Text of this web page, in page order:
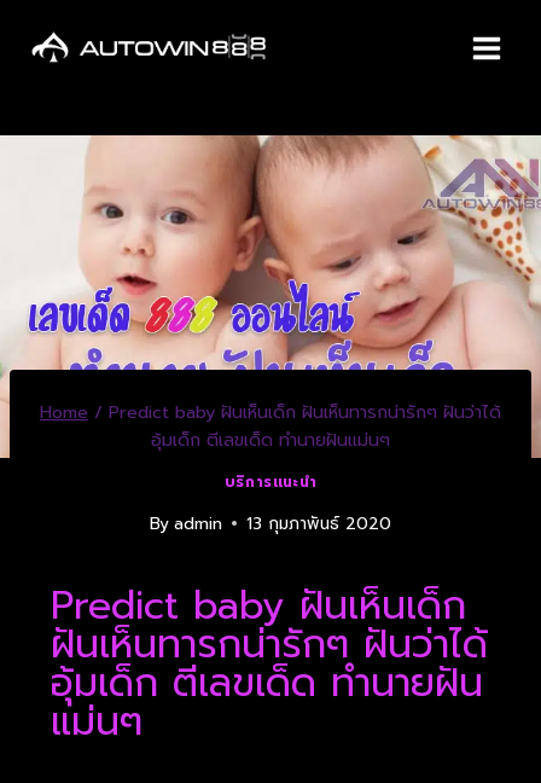
Home / Predict baby ฝันเห็นเด็ก ฝันเห็นทารกน่ารักๆ ฝันว่าได้
อุ้มเด็ก ตีเลขเด็ด ทำนายฝันแม่นๆ
บริการแนะนำ
Byadmin 13 กุมภาพันธ์ 2020
Predict baby ฝันเห็นเด็ก
ฝันเห็นทารกน่ารักๆ ฝันว่าได้
อุ้มเด็ก ตีเลขเด็ด ทำนายฝัน
แม่นๆ